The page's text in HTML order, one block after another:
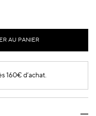
AU PANIER
160€ d’achat.​